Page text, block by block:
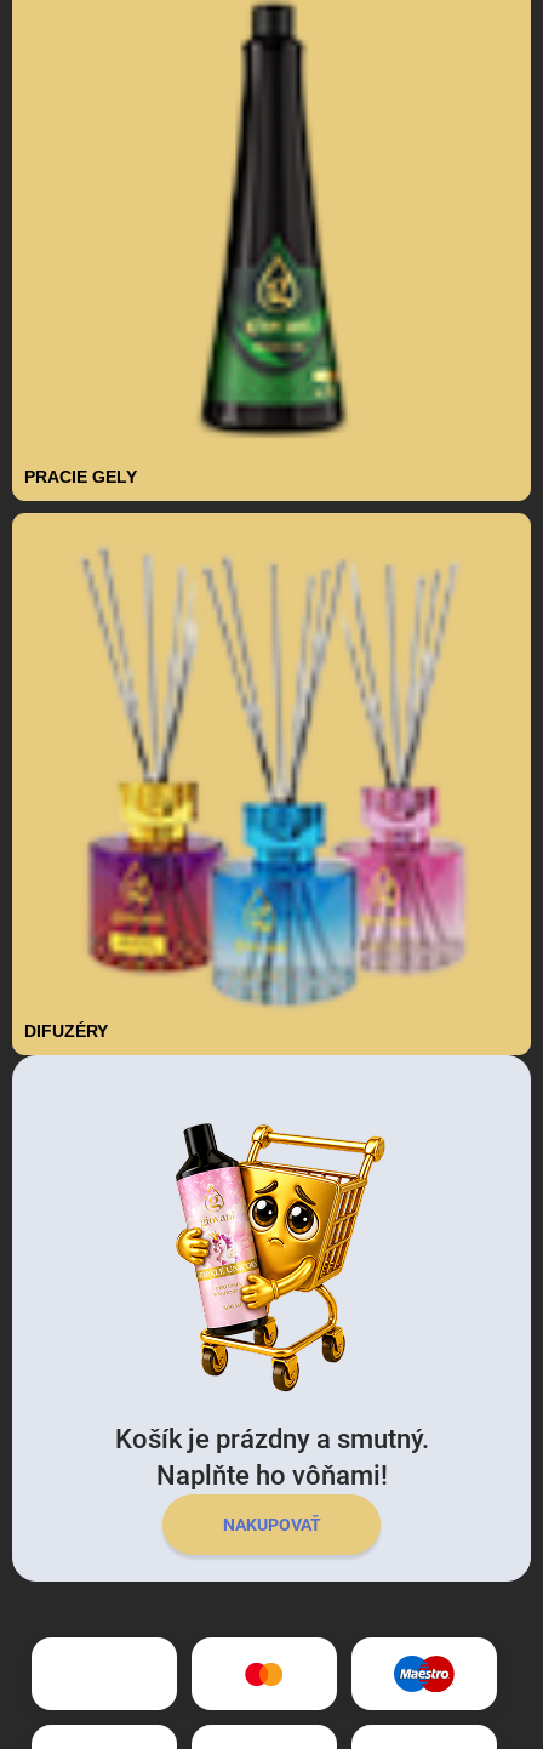
PRACIE GELY
DIFUZÉRY
Košík je prázdny a smutný.
Naplňte ho vôňami!
NAKUPOVAŤ